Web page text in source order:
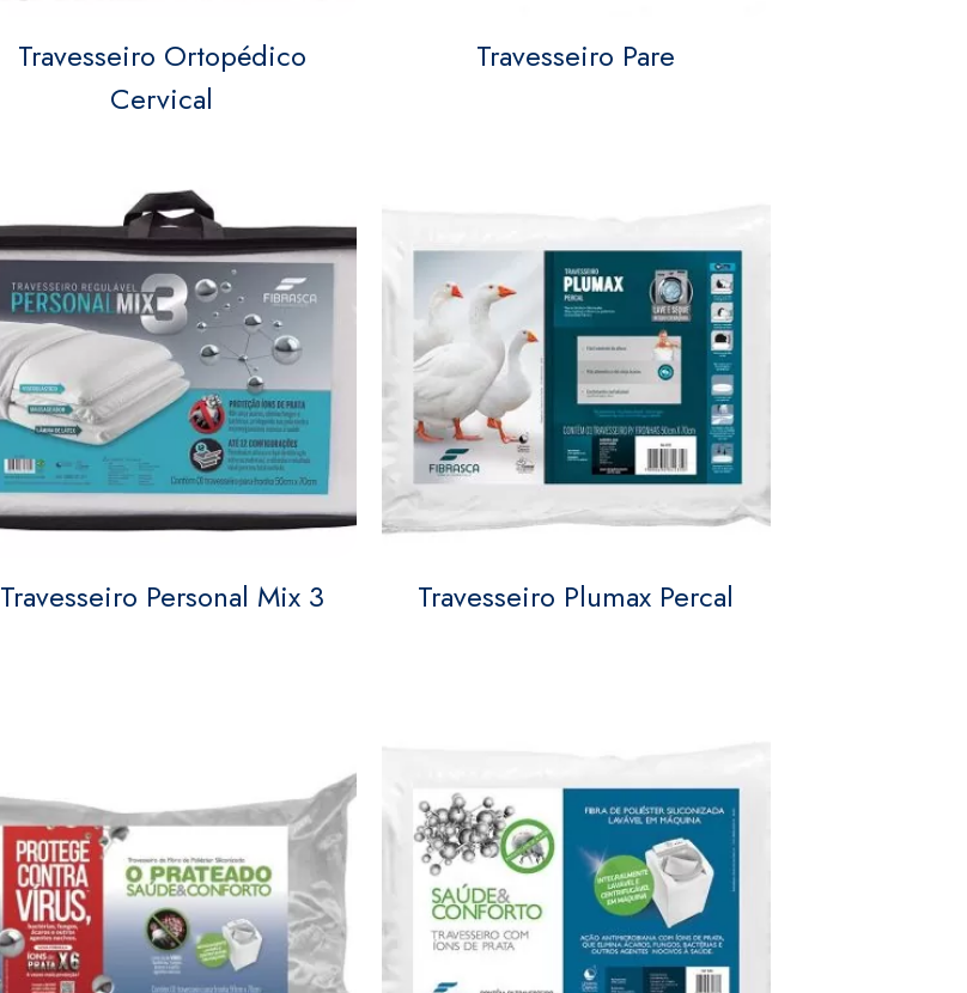
Travesseiro Ortopédico
Cervical
Travesseiro Pare
Travesseiro Personal Mix 3 Travesseiro Plumax Percal